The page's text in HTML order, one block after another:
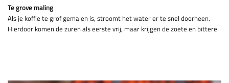
Te grove maling
Als je koffie te grof gemalen is, stroomt het water er te snel doorheen.
Hierdoor komen de zuren als eerste vrij, maar krijgen de zoete en bittere